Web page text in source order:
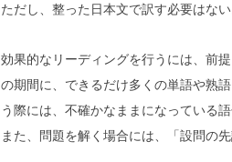
ただし、整った日本文で訳す必要はな
効果的なリーディングを行うには、前
の期間に、できるだけ多くの単語や熟
う際には、不確かなままになっている
また、問題を解く場合には、「設問の